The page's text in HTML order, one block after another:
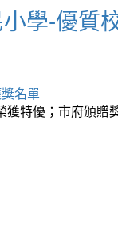
學-優質
名單
特優；市府頒